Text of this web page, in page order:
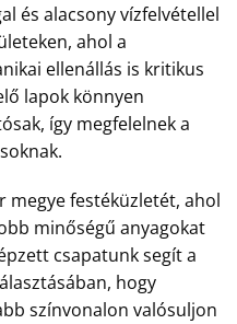
és alacsony vízfelvétellel
ahol a
ellenállás is kritikus
lapok könnyen
így megfelelnek a
megye festéküzletét, ahol
minőségű anyagokat
csapatunk segít a
hogy
színvonalon valósuljon